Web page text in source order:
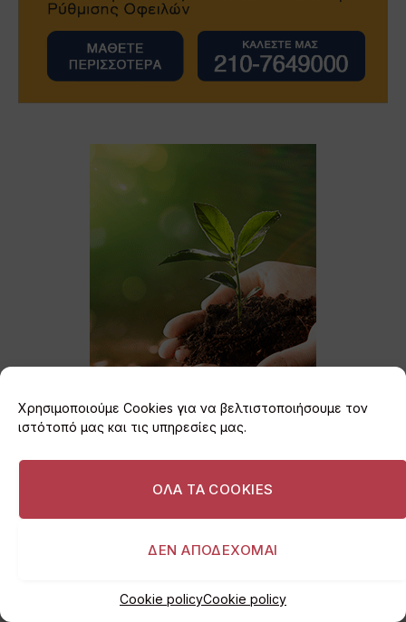
Χρησιμοποιούμε Cookies για να βελτιστοποιήσουμε τον
ιστότοπό μας και τις υπηρεσίες μας.
ΟΛΑ ΤΑ COOKIES
ΔΕΝ ΑΠΟΔΕΧΟΜΑΙ
Cookie policyCookie policy
Εγγραφείτε στο